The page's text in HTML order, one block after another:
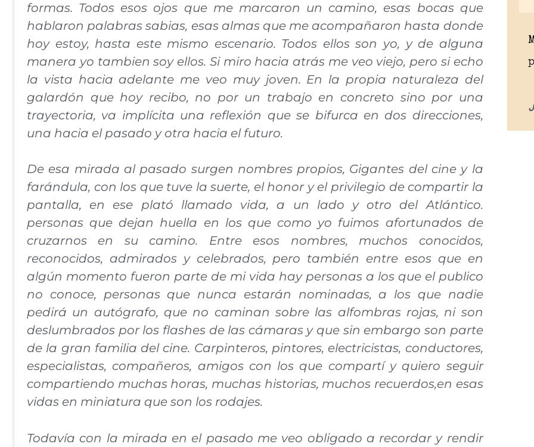
formas. Todos esos ojos que me marcaron un camino, esas bocas que
hablaron palabras sabias, esas almas que me acompañaron hasta donde
hoy estoy, hasta este mismo escenario. Todos ellos son yo, y de alguna
manera yo tambien soy ellos. Si miro hacia atrás me veo viejo, pero si echo
la vista hacia adelante me veo muy joven. En la propia naturaleza del
galardón que hoy recibo, no por un trabajo en concreto sino por una
trayectoria, va implícita una reflexión que se bifurca en dos direcciones,
una hacia el pasado y otra hacia el futuro.
De esa mirada al pasado surgen nombres propios, Gigantes del cine y la
farándula, con los que tuve la suerte, el honor y el privilegio de compartir la
pantalla, en ese plató llamado vida, a un lado y otro del Atlántico.
personas que dejan huella en los que como yo fuimos afortunados de
cruzarnos en su camino. Entre esos nombres, muchos conocidos,
reconocidos, admirados y celebrados, pero también entre esos que en
algún momento fueron parte de mi vida hay personas a los que el publico
no conoce, personas que nunca estarán nominadas, a los que nadie
pedirá un autógrafo, que no caminan sobre las alfombras rojas, ni son
deslumbrados por los flashes de las cámaras y que sin embargo son parte
de la gran familia del cine. Carpinteros, pintores, electricistas, conductores,
especialistas, compañeros, amigos con los que compartí y quiero seguir
compartiendo muchas horas, muchas historias, muchos recuerdos,en esas
vidas en miniatura que son los rodajes.
Todavía con la mirada en el pasado me veo obligado a recordar y rendir